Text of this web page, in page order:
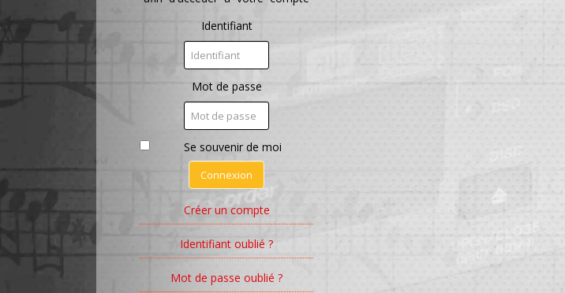
Identifiant
Mot de passe
Se souvenir de moi
Connexion
Créer un compte
Identifiant oublié ?
Mot de passe oublié ?